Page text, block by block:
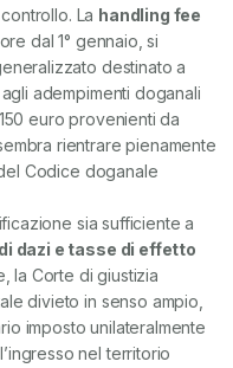
La handling fee
dal 1° gennaio, si
destinato a
adempimenti doganali
euro provenienti da
rientrare pienamente
Codice doganale
sia sufficiente a
dazi e tasse di effetto
la Corte di giustizia
divieto in senso ampio,
imposto unilateralmente
nel territorio